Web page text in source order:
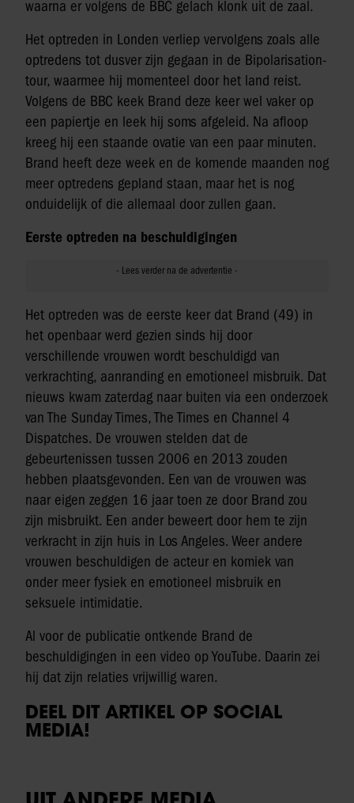
waarna er volgens de BBC gelach klonk uit de zaal.
Het optreden in Londen verliep vervolgens zoals alle
optredens tot dusver zijn gegaan in de Bipolarisation-
tour, waarmee hij momenteel door het land reist.
Volgens de BBC keek Brand deze keer wel vaker op
een papiertje en leek hij soms afgeleid. Na afloop
kreeg hij een staande ovatie van een paar minuten.
Brand heeft deze week en de komende maanden nog
meer optredens gepland staan, maar het is nog
onduidelijk of die allemaal door zullen gaan.
Eerste optreden na beschuldigingen
Het optreden was de eerste keer dat Brand (49) in
het openbaar werd gezien sinds hij door
verschillende vrouwen wordt beschuldigd van
verkrachting, aanranding en emotioneel misbruik. Dat
nieuws kwam zaterdag naar buiten via een onderzoek
van The Sunday Times, The Times en Channel 4
Dispatches. De vrouwen stelden dat de
gebeurtenissen tussen 2006 en 2013 zouden
hebben plaatsgevonden. Een van de vrouwen was
naar eigen zeggen 16 jaar toen ze door Brand zou
zijn misbruikt. Een ander beweert door hem te zijn
verkracht in zijn huis in Los Angeles. Weer andere
vrouwen beschuldigen de acteur en komiek van
onder meer fysiek en emotioneel misbruik en
seksuele intimidatie.
Al voor de publicatie ontkende Brand de
beschuldigingen in een video op YouTube. Daarin zei
hij dat zijn relaties vrijwillig waren.
DEEL DIT ARTIKEL OP SOCIAL
MEDIA!